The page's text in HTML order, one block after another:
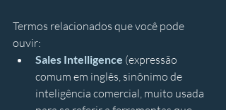
Termos relacionados que você pode
ouvir:
Sales Intelligence (expressão
comum em inglês, sinônimo de
inteligência comercial, muito usada